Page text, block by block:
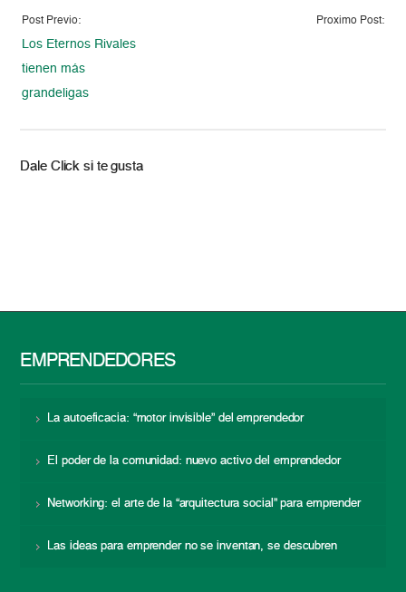
Post Previo:
Los Eternos Rivales
tienen más
grandeligas
Proximo Post:
Dale Click si te gusta
EMPRENDEDORES
La autoeficacia: “motor invisible” del emprendedor
El poder de la comunidad: nuevo activo del emprendedor
Networking: el arte de la “arquitectura social” para emprender
Las ideas para emprender no se inventan, se descubren